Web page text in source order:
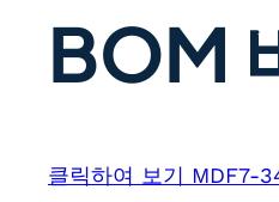
BOM
클릭하여 보기 MDF7-